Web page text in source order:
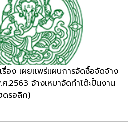
อง เผยเเพร่แผนการจัดซื้อจัดจ้าง
.2563 จ้างเหมาจัดทำโต๊ะปั้นงาน
ดรอลิก)